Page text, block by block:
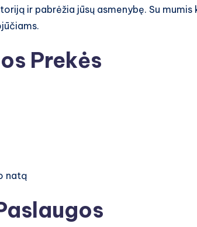
ir pabrėžia jūsų asmenybę. Su
Prekės
natą